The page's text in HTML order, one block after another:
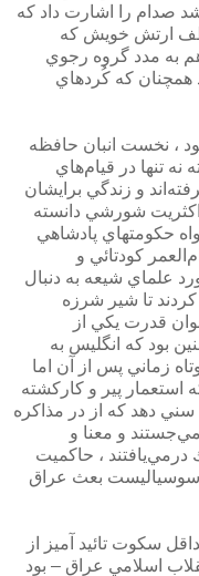
شد صدام را اشارت داد كه
ارتش خويش كه
به مدد گروه رجوي
همچنان كه كُردهاي
، نخست انبان حافظه
تنها در قيام‌هاي
و زندگي برايشان
شورشي دانسته
حكومتهاي پادشاهي
كودتائي و
علماي شيعه به دنبال
تا شير شرزه
قدرت يكي از
بود كه انگليس به
زماني پس از آن اما
استعمار پير و كاركشته
دهد كه از در مذاكره
و معنا و
درمي‌يافتند ، حاكميت
سوسياليست بعث عراق
سكوت تائيد آميز از
اسلامي عراق – بود